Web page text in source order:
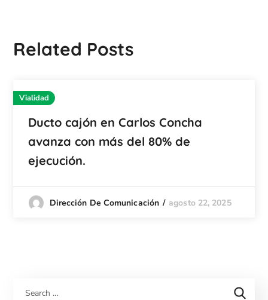
Related Posts
Vialidad
Ducto cajón en Carlos Concha
avanza con más del 80% de
ejecución.
Dirección De Comunicación agosto 22, 2025